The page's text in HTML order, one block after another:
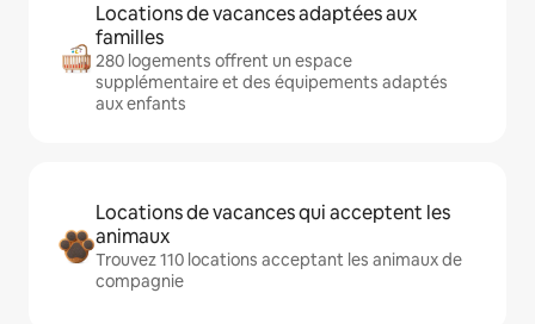
Locations de vacances adaptées aux
familles
280 logements offrent un espace
supplémentaire et des équipements adaptés
aux enfants
Locations de vacances qui acceptent les
animaux
Trouvez 110 locations acceptant les animaux de
compagnie